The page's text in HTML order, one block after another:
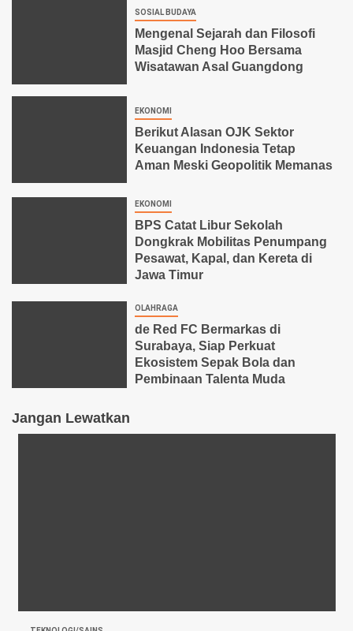
SOSIAL BUDAYA
Mengenal Sejarah dan Filosofi
Masjid Cheng Hoo Bersama
Wisatawan Asal Guangdong
EKONOMI
Berikut Alasan OJK Sektor
Keuangan Indonesia Tetap
Aman Meski Geopolitik Memanas
EKONOMI
BPS Catat Libur Sekolah
Dongkrak Mobilitas Penumpang
Pesawat, Kapal, dan Kereta di
Jawa Timur
OLAHRAGA
de Red FC Bermarkas di
Surabaya, Siap Perkuat
Ekosistem Sepak Bola dan
Pembinaan Talenta Muda
Jangan Lewatkan